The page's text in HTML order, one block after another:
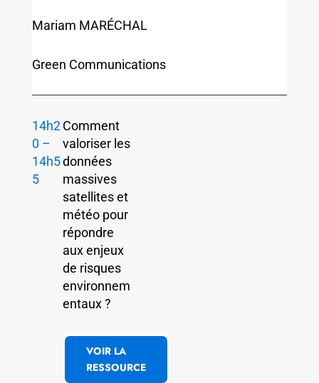
Mariam MARÉCHAL
Green Communications
14h2
0 –
14h5
5
Comment
valoriser les
données
massives
satellites et
météo pour
répondre
aux enjeux
de risques
environnem
entaux ?
VOIR LA
RESSOURCE